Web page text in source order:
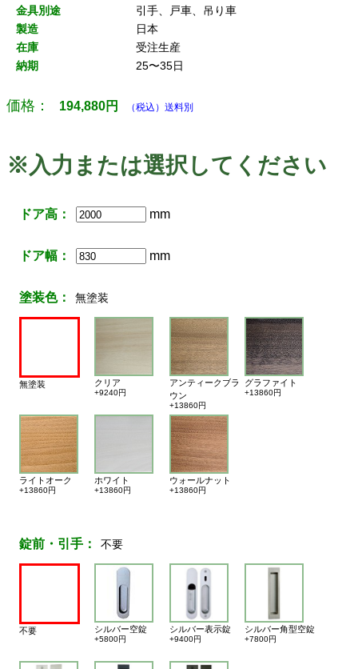
金具別途
引手、戸車、吊り車
製造
日本
在庫
受注生産
納期
25〜35日
価格： 194,880円 （税込）送料別
※入力または選択してください
ドア高： mm
ドア幅： mm
塗装色： 無塗装
無塗装 クリア
+9240円
アンティークブラ
ウン
+13860円
グラファイト
+13860円
ライトオーク
+13860円
ホワイト
+13860円
ウォールナット
+13860円
錠前・引手： 不要
不要 シルバー空錠
+5800円
シルバー表示錠
+9400円
シルバー角型空錠
+7800円